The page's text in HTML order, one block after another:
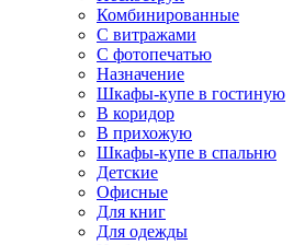
Комбинированные
С витражами
С фотопечатью
Назначение
Шкафы-купе в гостиную
В коридор
В прихожую
Шкафы-купе в спальню
Детские
Офисные
Для книг
Для одежды